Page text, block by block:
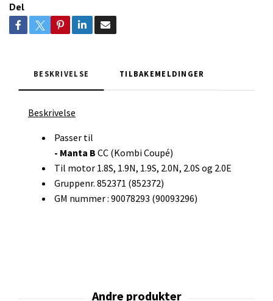
Del
BESKRIVELSE TILBAKEMELDINGER
Beskrivelse
Passer til
- Manta B CC (Kombi Coupé)
Til motor 1.8S, 1.9N, 1.9S, 2.0N, 2.0S og 2.0E
Gruppenr. 852371 (852372)
GM nummer : 90078293 (90093296)